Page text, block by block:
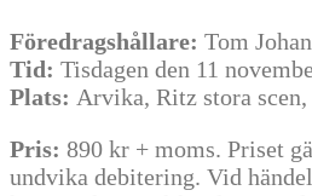
Föredragshållare: Tom
Tid: Tisdagen den 11
Plats: Arvika, Ritz stora
Pris: 890 kr + moms. Priset
undvika debitering. Vid